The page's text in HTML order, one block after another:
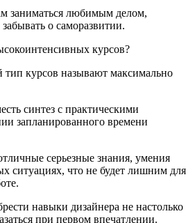
заниматься любимым делом,
о саморазвитии.
курсов?
курсов называют максимально
синтез с практическими
запланированного времени
серьезные знания, умения
ситуациях, что не будет лишним для
навыки дизайнера не настолько
при первом впечатлении.